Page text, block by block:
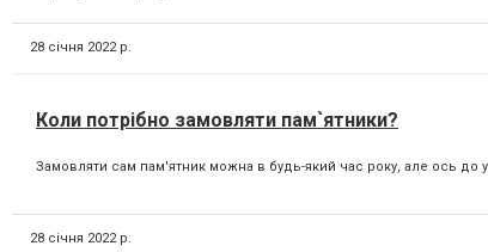
28 січня 2022 р.
Коли потрібно замовляти пам`ятники?
Замовляти сам пам'ятник можна в будь-який час року, але ось до
28 січня 2022 р.